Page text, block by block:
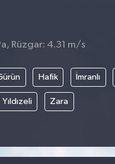
Rüzgar: 4.31 m/s
Hafik İmranlı
Yıldızeli Zara